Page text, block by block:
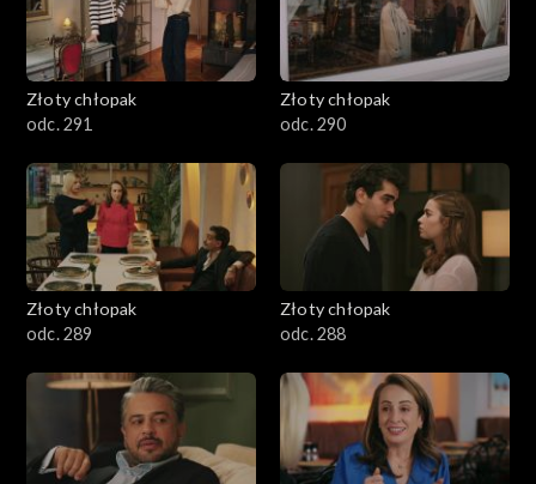
Złoty chłopak
odc. 291
Złoty chłopak
odc. 290
Złoty chłopak
odc. 289
Złoty chłopak
odc. 288